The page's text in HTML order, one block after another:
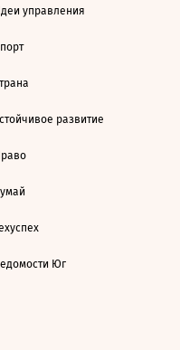
управления
развитие
Юг